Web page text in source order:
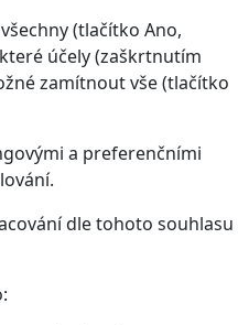
(tlačítko Ano,
účely (zaškrtnutím
zamítnout vše (tlačítko
a preferenčními
dle tohoto souhlasu